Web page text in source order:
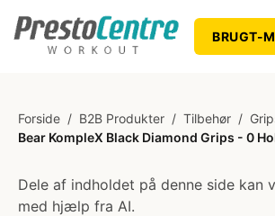
BRUGT-
Forside / B2B Produkter / Tilbehør /
Bear KompleX Black Diamond Grips - 0
Dele af indholdet på denne side kan
med hjælp fra AI.